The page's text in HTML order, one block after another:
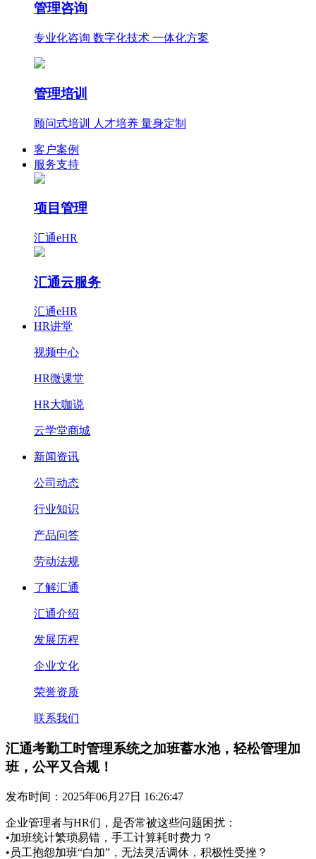
管理咨询
专业化咨询 数字化技术 一体化方案
管理培训
顾问式培训 人才培养 量身定制
客户案例
服务支持
项目管理
汇通eHR
汇通云服务
汇通eHR
HR讲堂
视频中心
HR微课堂
HR大咖说
云学堂商城
新闻资讯
公司动态
行业知识
产品问答
劳动法规
了解汇通
汇通介绍
发展历程
企业文化
荣誉资质
联系我们
汇通考勤工时管理系统之加班蓄水池，轻松管理加
班，公平又合规！
发布时间：2025年06月27日 16:26:47
企业管理者与HR们，是否常被这些问题困扰：
•加班统计繁琐易错，手工计算耗时费力？
•员工抱怨加班“白加”，无法灵活调休，积极性受挫？